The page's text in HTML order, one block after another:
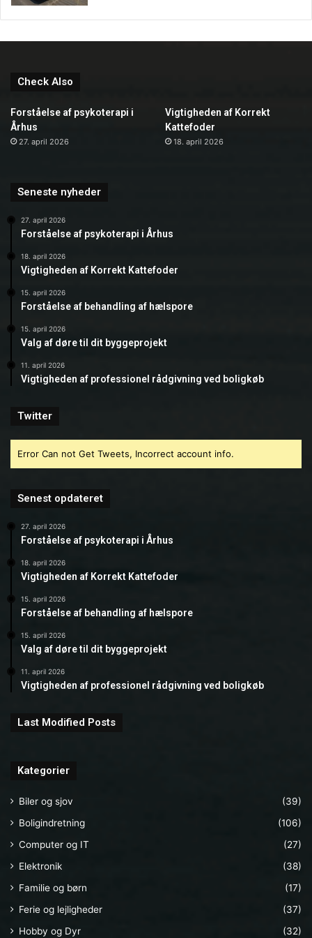
skræddersyet behandlingsplan, der passer til dine
Check Also
Forståelse af psykoterapi i
Århus
27. april 2026
Vigtigheden af Korrekt
Kattefoder
18. april 2026
Seneste nyheder
27. april 2026
Forståelse af psykoterapi i Århus
18. april 2026
Vigtigheden af Korrekt Kattefoder
15. april 2026
Forståelse af behandling af hælspore
15. april 2026
Valg af døre til dit byggeprojekt
11. april 2026
Vigtigheden af professionel rådgivning ved boligkøb
Twitter
Error Can not Get Tweets, Incorrect account info.
Senest opdateret
27. april 2026
Forståelse af psykoterapi i Århus
18. april 2026
Vigtigheden af Korrekt Kattefoder
15. april 2026
Forståelse af behandling af hælspore
15. april 2026
Valg af døre til dit byggeprojekt
11. april 2026
Vigtigheden af professionel rådgivning ved boligkøb
Last Modified Posts
Kategorier
Biler og sjov
(39)
Boligindretning
(106)
Computer og IT
(27)
Elektronik
(38)
Familie og børn
(17)
Ferie og lejligheder
(37)
Hobby og Dyr
(32)